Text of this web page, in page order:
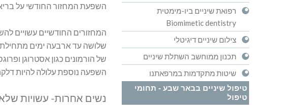
השפעת המחזור החודשי על
המחזורים החודשיים עשויים
שלושה עד ארבעה ימים מתחילת
של הורמונים כגון אסטרוגן
השפעה נוספת עלולה להיות
נשים אחרות- עשויות
רפואת שיניים ביו-מימטית
Biomimetic dentistry
צילום שיניים דיגיטלי
תכנון ממוחשב השתלת שיניים
שיטות מתקדמות במרפאתנו
טיפול שיניים בבאר שבע - תחומי
טיפול